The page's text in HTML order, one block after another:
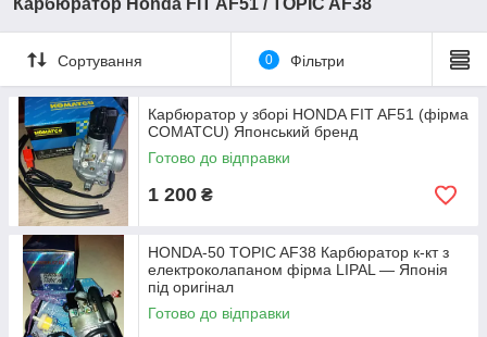
Карбюратор Honda FIT AF51 / TOPIC AF38
Сортування 0 Фільтри
Карбюратор у зборі HONDA FIT AF51 (фірма
COMATCU) Японський бренд
Готово до відправки
1 200 ₴
HONDA-50 TOPIC AF38 Карбюратор к-кт з
електроколапаном фірма LIPAL — Японія
під оригінал
Готово до відправки